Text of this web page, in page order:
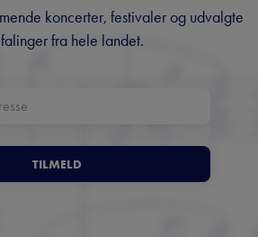
koncerter, festivaler og udvalgte
fra hele landet.
TILMELD